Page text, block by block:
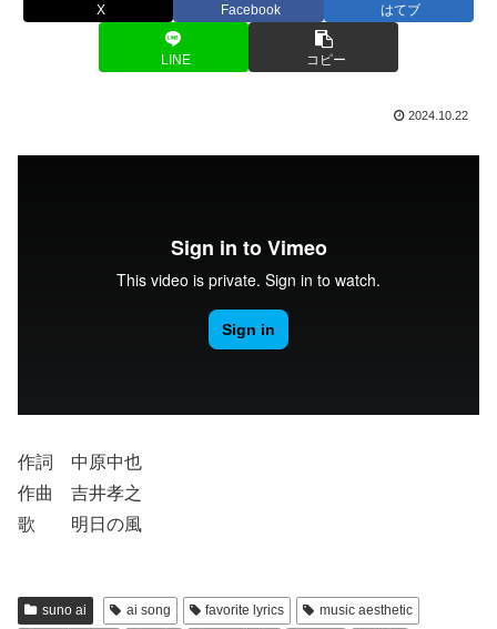
X Facebook はてブ
LINE コピー
2024.10.22
作詞 中原中也
作曲 吉井孝之
歌 明日の風
suno ai ai song favorite lyrics
music aesthetic